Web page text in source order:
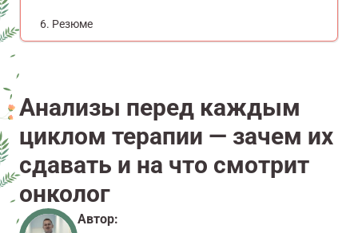
Резюме
Анализы перед каждым
циклом терапии — зачем их
сдавать и на что смотрит
онколог
Автор: